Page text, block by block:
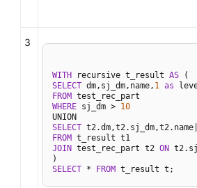
审
视
和
修
改
3
WITH recursive t_result AS
SELECT dm,sj_dm,name, 1 as
FROM
WHERE sj_dm > 10
SELECT
FROM
JOIN test_rec_part t2 ON
SELECT * FROM t_result t;